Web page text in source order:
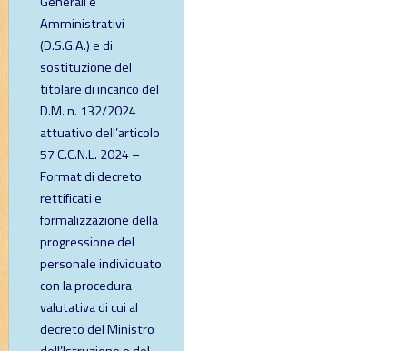
Amministrativi
(D.S.G.A.) e di
sostituzione del
titolare di incarico del
D.M. n. 132/2024
attuativo dell’articolo
57 C.C.N.L. 2024 –
Format di decreto
rettificati e
formalizzazione della
progressione del
personale individuato
con la procedura
valutativa di cui al
decreto del Ministro